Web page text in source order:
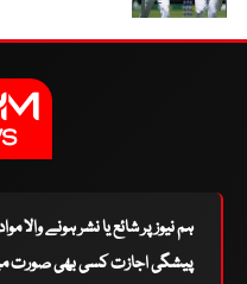
ہم نیوز پر شائع یا نشر ہونے والا
پیشگی اجازت کسی بھی صورت